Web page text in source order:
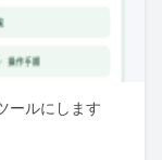
ールにします